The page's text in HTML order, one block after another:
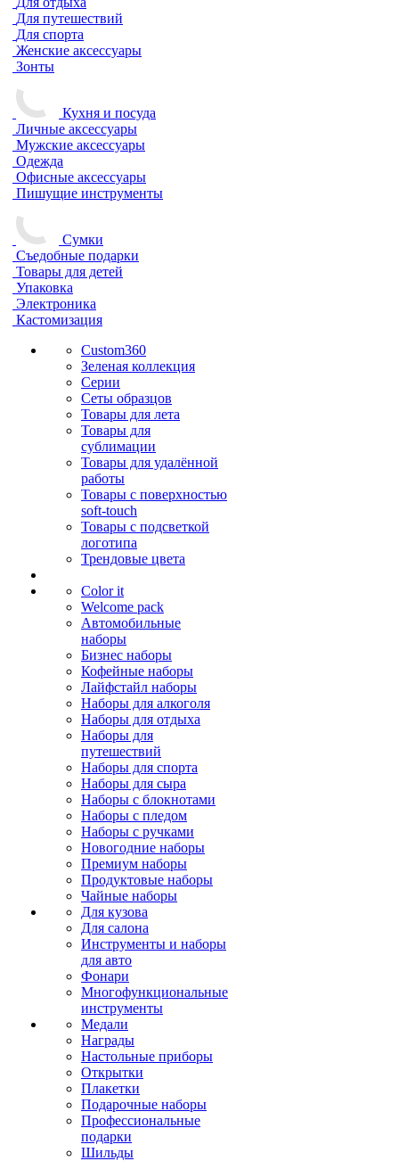
Для путешествий
Для спорта
Женские аксессуары
Зонты
Кухня и посуда
Личные аксессуары
Мужские аксессуары
Одежда
Офисные аксессуары
Пишущие инструменты
Сумки
Съедобные подарки
Товары для детей
Упаковка
Электроника
Кастомизация
Custom360
Зеленая коллекция
Серии
Сеты образцов
Товары для лета
Товары для
сублимации
Товары для удалённой
работы
Товары с поверхностью
soft-touch
Товары с подсветкой
логотипа
Трендовые цвета
Color it
Welcome pack
Автомобильные
наборы
Бизнес наборы
Кофейные наборы
Лайфстайл наборы
Наборы для алкоголя
Наборы для отдыха
Наборы для
путешествий
Наборы для спорта
Наборы для сыра
Наборы с блокнотами
Наборы с пледом
Наборы с ручками
Новогодние наборы
Премиум наборы
Продуктовые наборы
Чайные наборы
Для кузова
Для салона
Инструменты и наборы
для авто
Фонари
Многофункциональные
инструменты
Медали
Награды
Настольные приборы
Открытки
Плакетки
Подарочные наборы
Профессиональные
подарки
Шильды